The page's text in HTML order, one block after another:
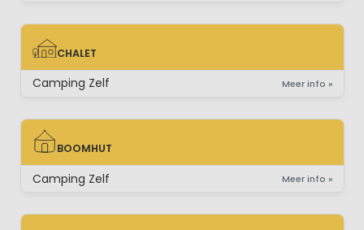
CHALET
CHALET
Camping Zelf Meer info »
BOOMHUT
BOOMHUT
Camping Zelf Meer info »